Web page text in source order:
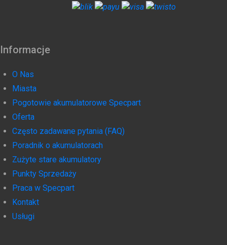
Informacje
O Nas
Miasta
Pogotowie akumulatorowe Specpart
Oferta
Często zadawane pytania (FAQ)
Poradnik o akumulatorach
Zużyte stare akumulatory
Punkty Sprzedaży
Praca w Specpart
Kontakt
Usługi